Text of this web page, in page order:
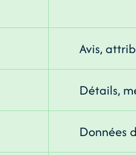
Avis,
Détails,
Données